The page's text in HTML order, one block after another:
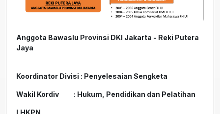
Anggota Bawaslu Provinsi DKI Jakarta - Reki Putera
Jaya
Koordinator Divisi : Penyelesaian Sengketa
Wakil Kordiv : Hukum, Pendidikan dan Pelatihan
LHKPN